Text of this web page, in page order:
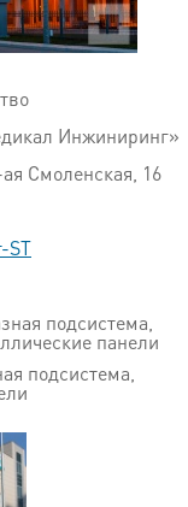
Инжиниринг»
Смоленская, 16
ST
подсистема,
панели
подсистема,